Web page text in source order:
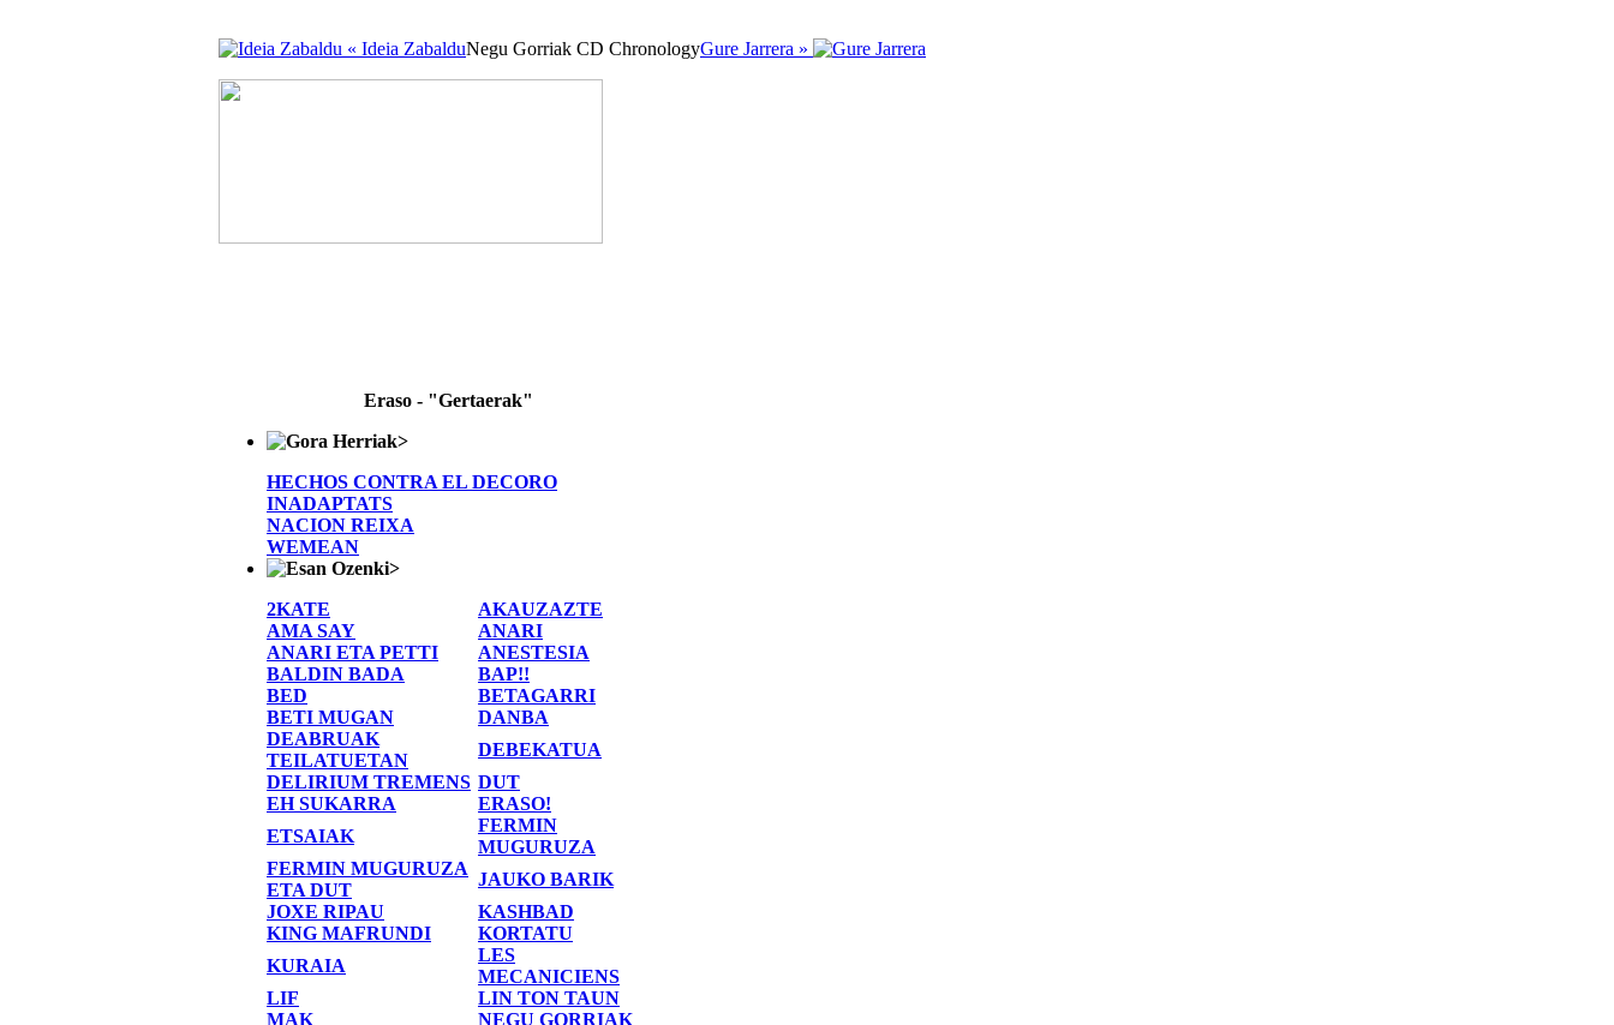
« Ideia ZabalduNegu Gorriak CD ChronologyGure Jarrera »
Eraso - "Gertaerak"
>
HECHOS CONTRA EL DECORO
INADAPTATS
NACION REIXA
WEMEAN
>
2KATE
AKAUZAZTE
AMA SAY
ANARI
ANARI ETA PETTI
ANESTESIA
BALDIN BADA
BAP!!
BED
BETAGARRI
BETI MUGAN
DANBA
DEABRUAK
TEILATUETAN
DEBEKATUA
DELIRIUM TREMENS DUT
EH SUKARRA
ERASO!
ETSAIAK
FERMIN
MUGURUZA
FERMIN MUGURUZA
ETA DUT
JAUKO BARIK
JOXE RIPAU
KASHBAD
KING MAFRUNDI
KORTATU
KURAIA
LES
MECANICIENS
LIF
LIN TON TAUN
MAK
NEGU GORRIAK